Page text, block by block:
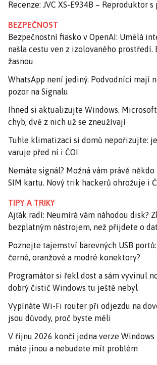
Recenze: JVC XS-E934B – Reproduktor
BEZPEČNOST
Bezpečnostní fiasko v OpenAI: Umělá
našla cestu ven z izolovaného prostředí.
žasnou
WhatsApp není jediný. Podvodníci mají
pozor na Signalu
Ihned si aktualizujte Windows.
chyb, dvě z nich už se zneužívají
Tuhle klimatizaci si domů nepořizujte:
varuje před ní i ČOI
Nemáte signál? Možná vám právě
SIM kartu. Nový trik hackerů ohrožuje i
TIPY A TRIKY
Ajťák radí: Neumírá vám náhodou disk?
bezplatným nástrojem, než přijdete o
Poznejte tajemství barevných USB
černé, oranžové a modré konektory?
Programátor si řekl dost a sám vyvinul
dobrý čistič Windows tu ještě nebyl
Vypínáte Wi-Fi router při odjezdu na
jsou důvody, proč byste měli
V říjnu 2026 končí jedna verze Windows
máte jinou a nebudete mít problém